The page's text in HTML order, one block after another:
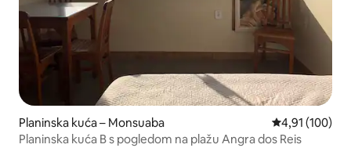
Planinska kuća – Monsuaba Prosječna
4,91 (100)
Planinska kuća B s pogledom na plažu Angra dos Reis